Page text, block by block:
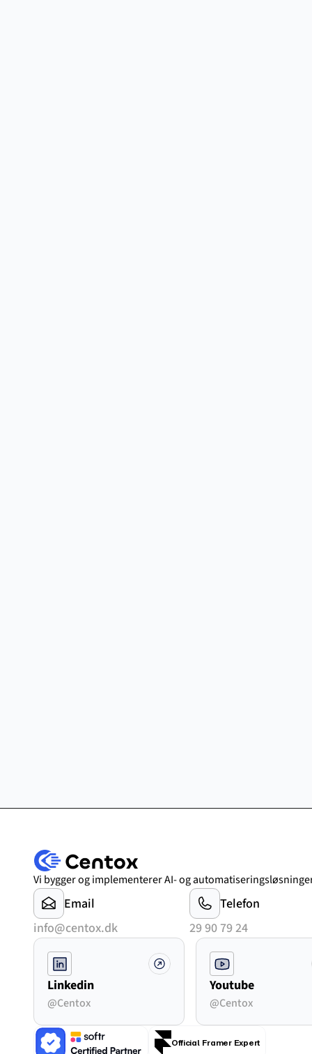
Vi bygger og implementerer AI- og
Email
info@centox.dk
Telefon
29 90 79 24
Linkedin
@Centox
Youtube
@Centox
Official Framer Expert